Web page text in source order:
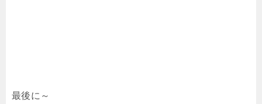
最後に～